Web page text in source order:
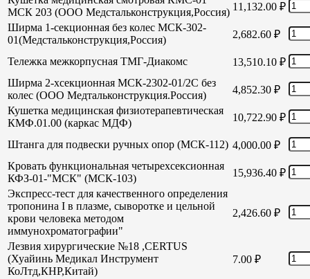
МСК 203 (ООО Медстальконструкция,Россия) 11,132.00 ₽
Ширма 1-секционная без колес МСК-302-
01(Медстальконструкция,Россия)
2,682.60 ₽
Тележка межкорпусная ТМГ-Диакомс 13,510.10 ₽
Ширма 2-хсекционная МСК-2302-01/2С без
колес (ООО Медтальконструкция.Россия)
4,852.30 ₽
Кушетка медицинская физиотерапевтическая
КМФ.01.00 (каркас МДФ)
10,722.90 ₽
Штанга для подвески ручных опор (МСК-112) 4,000.00 ₽
Кровать функциональная четырехсексионная
КФЗ-01-"МСК" (МСК-103)
15,936.40 ₽
Экспресс-тест для качественного определения
тропонина I в плазме, сыворотке и цельной
крови человека методом
иммунохроматографии"
2,426.60 ₽
Лезвия хирургические №18 ,CERTUS
(Хуайинь Медикал Инструмент
КоЛтд,КНР,Китай)
7.00 ₽